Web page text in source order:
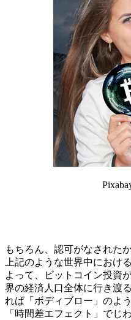
もちろん、認可がなされた
上記のような世界中におけ
よって、ビットコイン投資
界の経済人口全体に行き渡
れば「ボディブロー」のよ
「時間差エフェクト」でじ